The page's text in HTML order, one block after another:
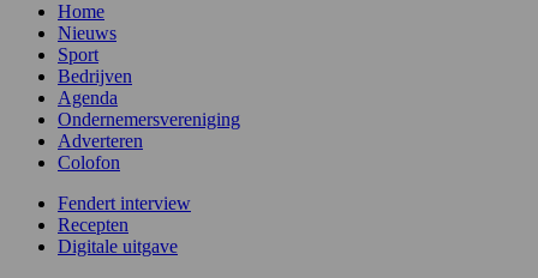
Home
Nieuws
Sport
Bedrijven
Agenda
Ondernemersvereniging
Adverteren
Colofon
Fendert interview
Recepten
Digitale uitgave